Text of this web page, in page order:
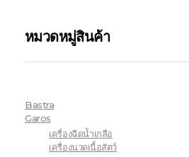
หมวดหมู่สินค้า
Bastra
Garos
เครื่องฉีดน้ำเกลือ
เครื่องนวดเนื้อสัตว์